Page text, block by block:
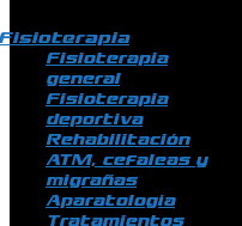
Fisioterapia
general
Fisioterapia
deportiva
Rehabilitación
ATM, cefaleas y
migrañas
Aparatología
Tratamientos